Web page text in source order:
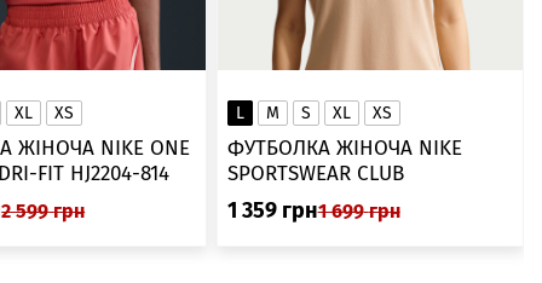
XL XS
ЖІНОЧА NIKE ONE
SWOOSH DRI-FIT HJ2204-814
2 599 грн
L M S XL XS
ФУТБОЛКА ЖІНОЧА NIKE
SPORTSWEAR CLUB
ESSENTIALS DX7902-286
1 359 грн1 699 грн